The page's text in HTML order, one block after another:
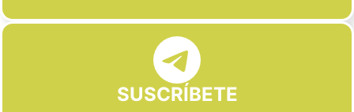
SUSCRÍBETE